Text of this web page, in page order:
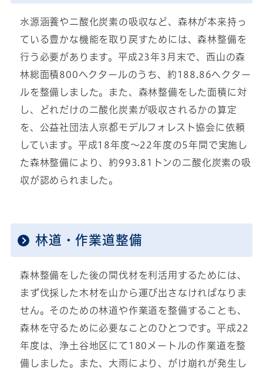
水源涵養や二酸化炭素の吸収など、森林が本来持っ
ている豊かな機能を取り戻すためには、森林整備を
行う必要があります。平成23年3月末で、西山の森
林総面積800ヘクタールのうち、約188.86ヘクター
ルを整備しました。また、森林整備をした面積に対
し、どれだけの二酸化炭素が吸収されるかの算定
を、公益社団法人京都モデルフォレスト協会に依頼
しています。平成18年度～22年度の5年間で実施し
た森林整備により、約993.81トンの二酸化炭素の吸
収が認められました。
林道・作業道整備
森林整備をした後の間伐材を利活用するためには、
まず伐採した木材を山から運び出さなければなりま
せん。そのための林道や作業道を整備することも、
森林を守るために必要なことのひとつです。平成22
年度は、浄土谷地区にて180メートルの作業道を整
備しました。また、大雨により、がけ崩れが発生し